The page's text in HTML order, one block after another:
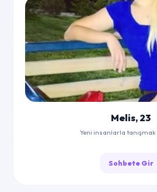
Melis, 23
Yeni insanlarla
Sohbete Gir